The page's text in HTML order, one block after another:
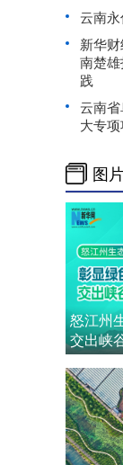
云南
新华
南楚
践
云南
大专
图
怒江州
交出峡